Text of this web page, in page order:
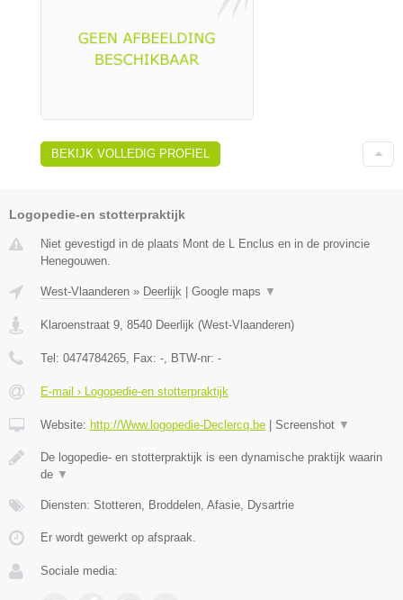
BEKIJK VOLLEDIG PROFIEL
Logopedie-en stotterpraktijk
Niet gevestigd in de plaats Mont de L Enclus en in de provincie
Henegouwen.
West-Vlaanderen » Deerlijk Google maps ▼
Klaroenstraat 9, 8540 Deerlijk (West-Vlaanderen)
Tel: 0474784265, Fax: -, BTW-nr: -
E-mail › Logopedie-en stotterpraktijk
Website: http://Www.logopedie-Declercq.be Screenshot ▼
De logopedie- en stotterpraktijk is een dynamische praktijk waarin
de ▼
Diensten: Stotteren, Broddelen, Afasie, Dysartrie
Er wordt gewerkt op afspraak.
Sociale media: